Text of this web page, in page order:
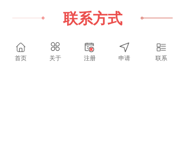
联系方式
首页 关于 联系
注册 申请